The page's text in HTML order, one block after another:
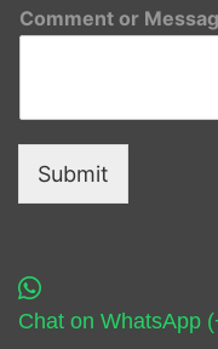
Comment or
Submit
Chat on WhatsApp